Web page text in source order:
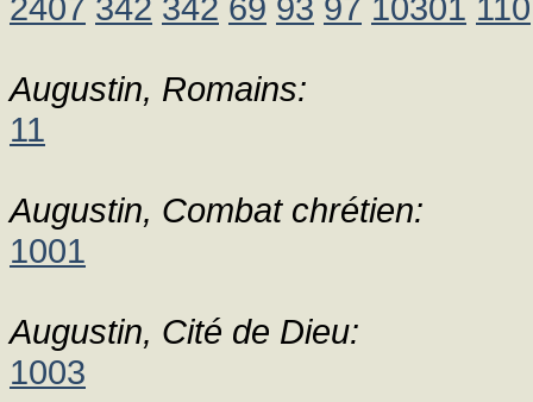
Augustin, Romains:
11
Augustin, Combat chrétien:
1001
Augustin, Cité de Dieu:
1003